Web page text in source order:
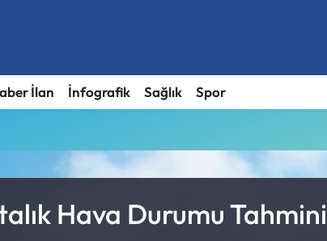
İlan İnfografik Sağlık Spor
Hava Durumu Tahmini